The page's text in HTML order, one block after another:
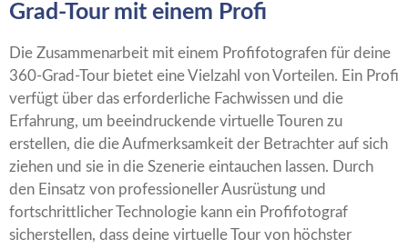
Grad-Tour mit einem Profi
Die Zusammenarbeit mit einem Profifotografen für deine
360-Grad-Tour bietet eine Vielzahl von Vorteilen. Ein Profi
verfügt über das erforderliche Fachwissen und die
Erfahrung, um beeindruckende virtuelle Touren zu
erstellen, die die Aufmerksamkeit der Betrachter auf sich
ziehen und sie in die Szenerie eintauchen lassen. Durch
den Einsatz von professioneller Ausrüstung und
fortschrittlicher Technologie kann ein Profifotograf
sicherstellen, dass deine virtuelle Tour von höchster